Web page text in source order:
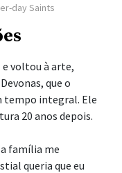
day Saints
voltou à arte,
que o
tempo integral. Ele
20 anos depois.
família me
queria que eu